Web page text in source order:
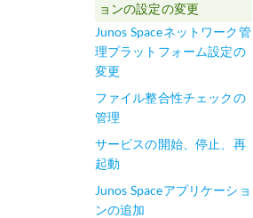
ョンの設定の変更
Junos Spaceネットワーク管
理プラットフォーム設定の
変更
ファイル整合性チェックの
管理
サービスの開始、停止、再
起動
Junos Spaceアプリケーショ
ンの追加